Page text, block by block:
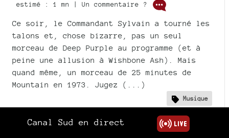
estimé : 1 mn | Un commentaire ?
Ce soir, le Commandant Sylvain a tourné les
talons et, chose bizarre, pas un seul
morceau de Deep Purple au programme (et à
peine une allusion à Wishbone Ash). Mais
quand même, un morceau de 25 minutes de
Mountain en 1973. Jugez (...)
Musique
Lire la suite..
Canal Sud en direct